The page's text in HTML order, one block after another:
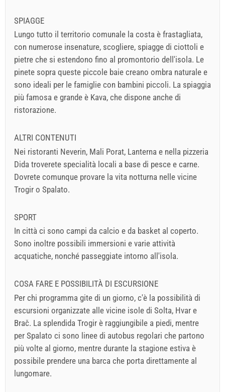
SPIAGGE
Lungo tutto il territorio comunale la costa è frastagliata,
con numerose insenature, scogliere, spiagge di ciottoli e
pietre che si estendono fino al promontorio dell'isola. Le
pinete sopra queste piccole baie creano ombra naturale e
sono ideali per le famiglie con bambini piccoli. La spiaggia
più famosa e grande è Kava, che dispone anche di
ristorazione.
ALTRI CONTENUTI
Nei ristoranti Neverin, Mali Porat, Lanterna e nella pizzeria
Dida troverete specialità locali a base di pesce e carne.
Dovrete comunque provare la vita notturna nelle vicine
Trogir o Spalato.
SPORT
In città ci sono campi da calcio e da basket al coperto.
Sono inoltre possibili immersioni e varie attività
acquatiche, nonché passeggiate intorno all'isola.
COSA FARE E POSSIBILITÀ DI ESCURSIONE
Per chi programma gite di un giorno, c'è la possibilità di
escursioni organizzate alle vicine isole di Solta, Hvar e
Brač. La splendida Trogir è raggiungibile a piedi, mentre
per Spalato ci sono linee di autobus regolari che partono
più volte al giorno, mentre durante la stagione estiva è
possibile prendere una barca che porta direttamente al
lungomare.